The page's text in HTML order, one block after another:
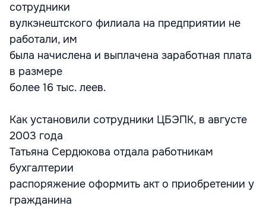
сотрудники
вулкэнештского филиала на предприятии не
работали, им
была начислена и выплачена заработная плата
в размере
более 16 тыс. леев.
Как установили сотрудники ЦБЭПК, в августе
2003 года
Татьяна Сердюкова отдала работникам
бухгалтерии
распоряжение оформить акт о приобретении у
гражданина